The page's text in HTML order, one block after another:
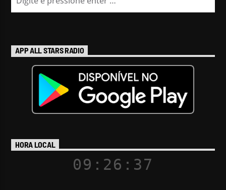
APP ALL STARS RADIO
HORA LOCAL
09:26:39